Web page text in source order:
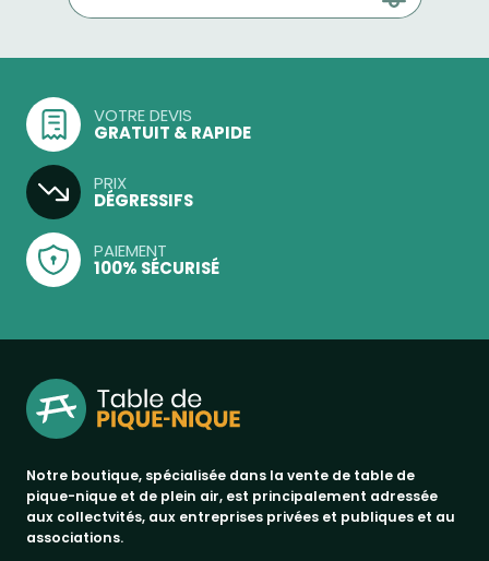
VOTRE DEVIS
GRATUIT & RAPIDE
PRIX
DÉGRESSIFS
PAIEMENT
100% SÉCURISÉ
Notre boutique, spécialisée dans la vente de table de
pique-nique et de plein air, est principalement adressée
aux collectvités, aux entreprises privées et publiques et au
associations.